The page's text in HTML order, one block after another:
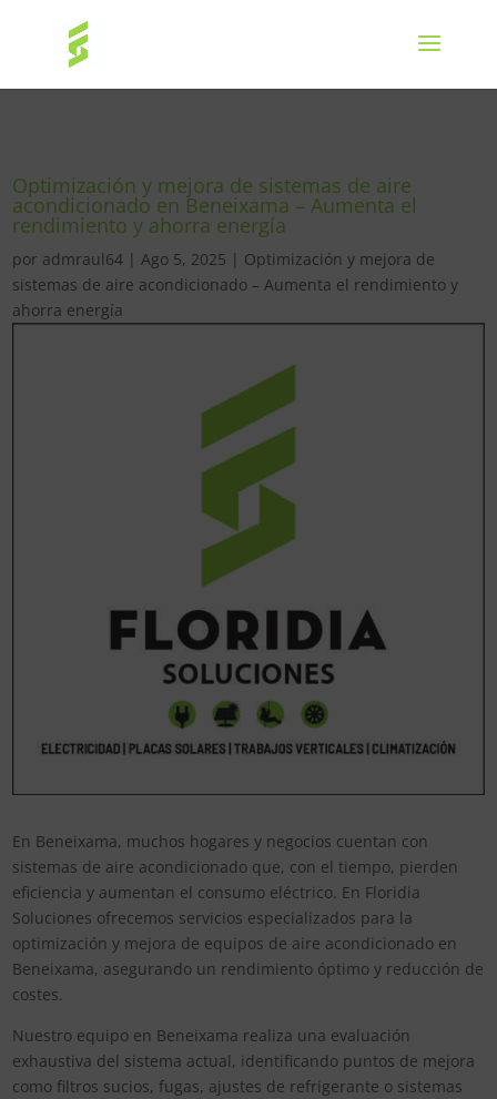
Optimización y mejora de sistemas de aire
acondicionado en Beneixama – Aumenta el
rendimiento y ahorra energía
por admraul64 |Ago 5, 2025 | Optimización y mejora de
sistemas de aire acondicionado – Aumenta el rendimiento y
ahorra energía
En Beneixama, muchos hogares y negocios cuentan con
sistemas de aire acondicionado que, con el tiempo, pierden
eficiencia y aumentan el consumo eléctrico. En Floridia
Soluciones ofrecemos servicios especializados para la
optimización y mejora de equipos de aire acondicionado en
Beneixama, asegurando un rendimiento óptimo y reducción de
costes.
Nuestro equipo en Beneixama realiza una evaluación
exhaustiva del sistema actual, identificando puntos de mejora
como filtros sucios, fugas, ajustes de refrigerante o sistemas